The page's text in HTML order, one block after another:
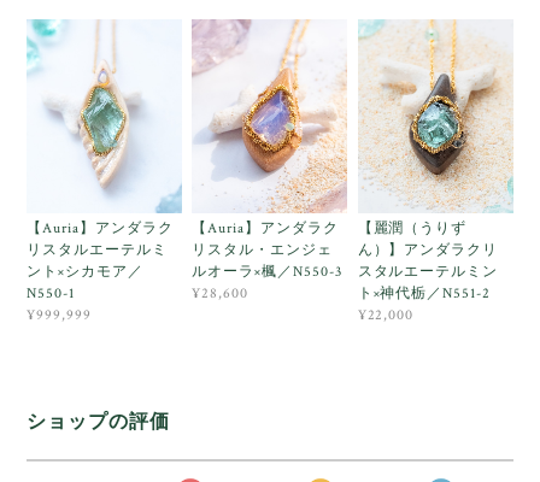
【Auria】アンダラク
リスタルエーテルミ
ント×シカモア／
N550-1
¥999,999
【Auria】アンダラク
リスタル・エンジェ
ルオーラ×楓／N550-3
¥28,600
【麗潤（うりず
ん）】アンダラクリ
スタルエーテルミン
ト×神代栃／N551-2
¥22,000
ショップの評価